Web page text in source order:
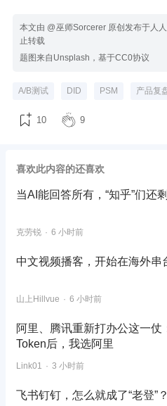
本文由 @巫师Sorcerer 原创发布于人
止转载
题图来自Unsplash，基于CC0协议
A/B测试 DID PSM 产品复
10 9
喜欢此内容的还喜欢
当AI能回答所有，“知乎”们还
克劳锐 6 小时前
中文视频播客，开始在海外串
山上Hillvue 6 小时前
阿里、腾讯重新打办公这一仗
Token后，我选阿里
Link01 3 小时前
飞书钉钉，怎么就成了“老登”？